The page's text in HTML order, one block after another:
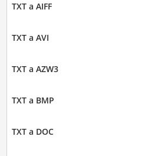
TXT a AIFF
TXT a AVI
TXT a AZW3
TXT a BMP
TXT a DOC